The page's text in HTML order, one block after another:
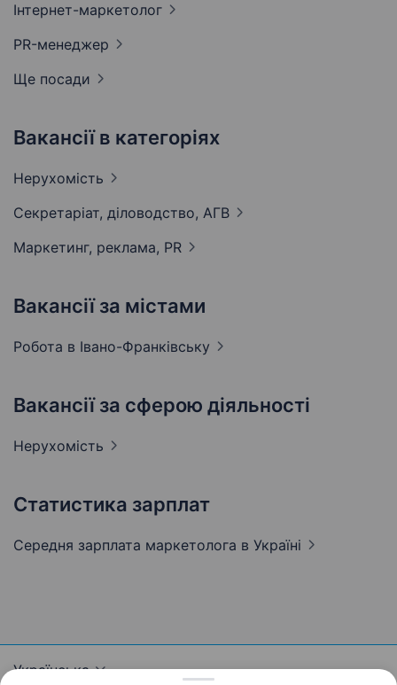
Інтернет-маркетолог
PR-менеджер
Ще посади
Вакансії в категоріях
Нерухомість
Секретаріат, діловодство, АГВ
Маркетинг, реклама, PR
Вакансії за містами
Робота в Івано-Франківську
Вакансії за сферою діяльності
Нерухомість
Статистика зарплат
Середня зарплата маркетолога в Україні
Українська